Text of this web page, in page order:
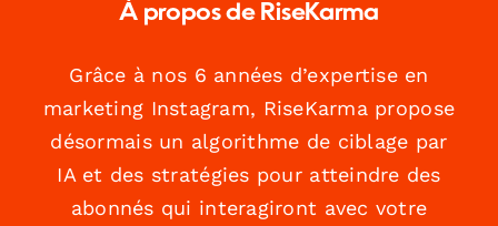
À propos de RiseKarma
Grâce à nos 6 années d’expertise en
marketing Instagram, RiseKarma propose
désormais un algorithme de ciblage par
IA et des stratégies pour atteindre des
abonnés qui interagiront avec votre